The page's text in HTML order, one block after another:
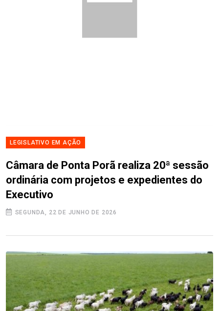
LEGISLATIVO EM AÇÃO
Câmara de Ponta Porã realiza 20ª sessão
ordinária com projetos e expedientes do
Executivo
SEGUNDA, 22 DE JUNHO DE 2026